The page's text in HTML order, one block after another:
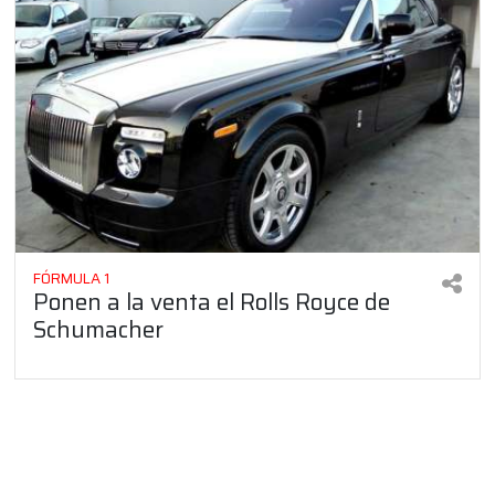
FÓRMULA 1
Ponen a la venta el Rolls Royce de
Schumacher